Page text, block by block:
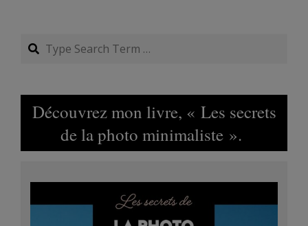
Search
Découvrez mon livre, « Les secrets
de la photo minimaliste ».